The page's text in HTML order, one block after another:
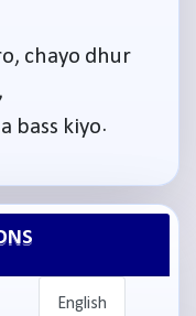
chayo dhur
bass kiyo.
English